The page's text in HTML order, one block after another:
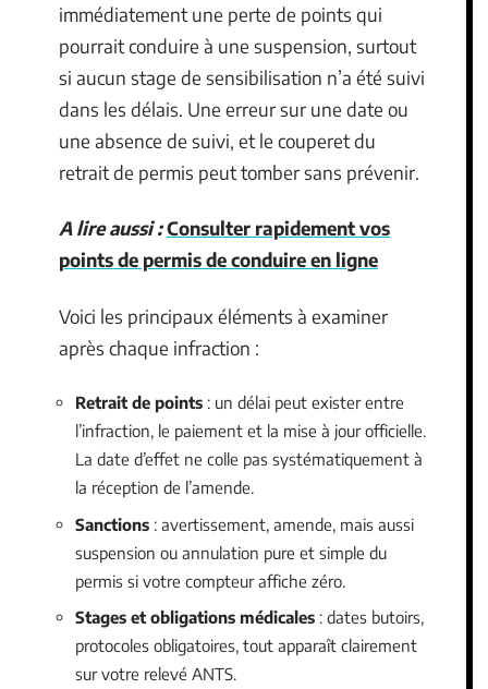
immédiatement une perte de points qui
pourrait conduire à une suspension, surtout
si aucun stage de sensibilisation n’a été suivi
dans les délais. Une erreur sur une date ou
une absence de suivi, et le couperet du
retrait de permis peut tomber sans prévenir.
A lire aussi :Consulter rapidement vos
points de permis de conduire en ligne
Voici les principaux éléments à examiner
après chaque infraction :
Retrait de points : un délai peut exister entre
l’infraction, le paiement et la mise à jour officielle.
La date d’effet ne colle pas systématiquement à
la réception de l’amende.
Sanctions : avertissement, amende, mais aussi
suspension ou annulation pure et simple du
permis si votre compteur affiche zéro.
Stages et obligations médicales : dates butoirs,
protocoles obligatoires, tout apparaît clairement
sur votre relevé ANTS.